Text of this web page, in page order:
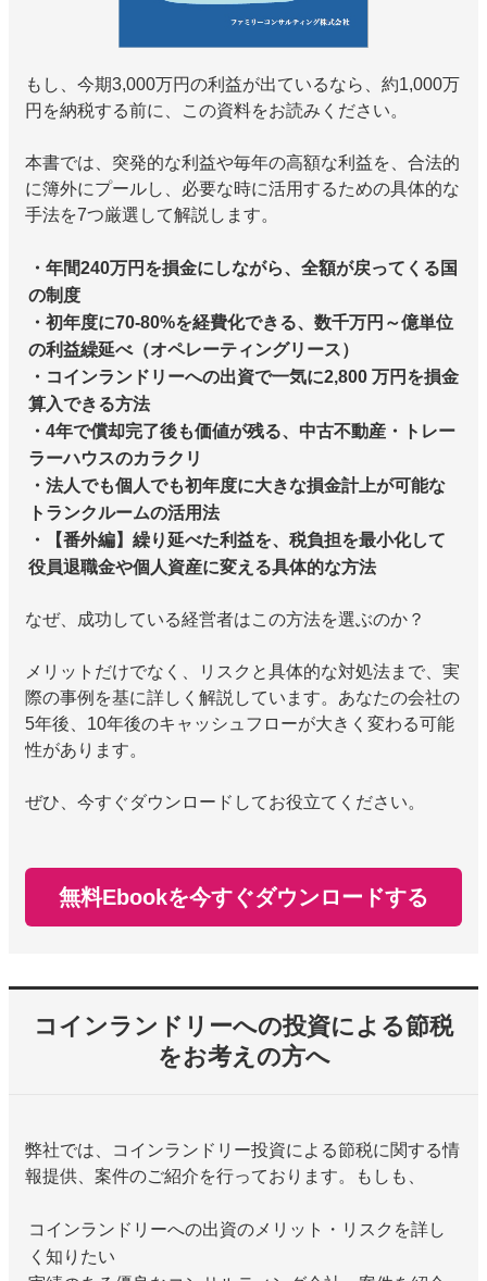
もし、今期3,000万円の利益が出ているなら、約1,000万
円を納税する前に、この資料をお読みください。
本書では、突発的な利益や毎年の高額な利益を、合法的
に簿外にプールし、必要な時に活用するための具体的な
手法を7つ厳選して解説します。
・年間240万円を損金にしながら、全額が戻ってくる国
の制度
・初年度に70-80%を経費化できる、数千万円～億単位
の利益繰延べ（オペレーティングリース）
・コインランドリーへの出資で一気に2,800 万円を損金
算入できる方法
・4年で償却完了後も価値が残る、中古不動産・トレー
ラーハウスのカラクリ
・法人でも個人でも初年度に大きな損金計上が可能な
トランクルームの活用法
・【番外編】繰り延べた利益を、税負担を最小化して
役員退職金や個人資産に変える具体的な方法
なぜ、成功している経営者はこの方法を選ぶのか？
メリットだけでなく、リスクと具体的な対処法まで、実
際の事例を基に詳しく解説しています。あなたの会社の
5年後、10年後のキャッシュフローが大きく変わる可能
性があります。
ぜひ、今すぐダウンロードしてお役立てください。
無料Ebookを今すぐダウンロードする
コインランドリーへの投資による節税
をお考えの方へ
弊社では、コインランドリー投資による節税に関する情
報提供、案件のご紹介を行っております。もしも、
コインランドリーへの出資のメリット・リスクを詳し
く知りたい